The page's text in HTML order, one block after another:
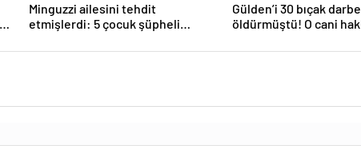
Minguzzi ailesini tehdit
etmişlerdi: 5 çocuk şüpheli
Gülden’i 30 bıçak
öldürmüştü! O cani
donduran detaylar…